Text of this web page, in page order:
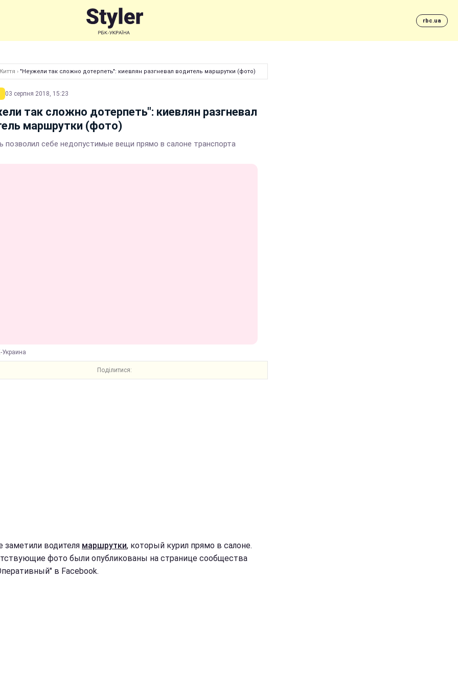
rbc.ua
› "Неужели так сложно дотерпеть": киевлян разгневал водитель маршрутки (фото)
03 серпня 2018, 15:23
так сложно дотерпеть": киевлян разгневал
маршрутки (фото)
позволил себе недопустимые вещи прямо в салоне транспорта
Поділитися:
заметили водителя маршрутки, который курил прямо в салоне.
фото были опубликованы на странице сообщества
в Facebook.